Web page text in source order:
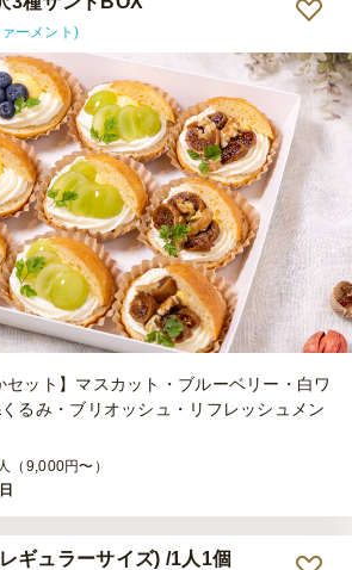
ーメント)
セット】マスカット・ブルーベリー・白ワ
るみ・ブリオッシュ・リフレッシュメン
（9,000円〜）
日
ギュラーサイズ) /1人1個